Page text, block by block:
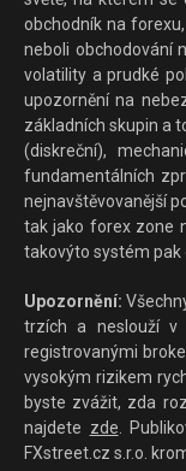
obchodník na
neboli obchodování
volatility a prudké
upozornění na
základních skupin a
(diskreční),
fundamentálních
nejnavštěvovanější
tak jako forex zone
takovýto systém pak
Upozornění:
trzích a neslouží v
registrovanými
vysokým rizikem
byste zvážit, zda
najdete zde.
FXstreet.cz s.r.o.